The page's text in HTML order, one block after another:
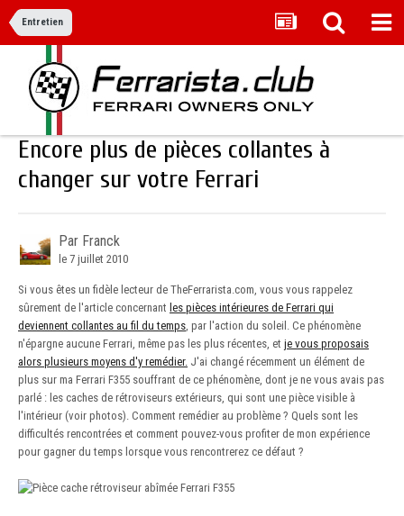
Entretien
Encore plus de pièces collantes à
changer sur votre Ferrari
Par Franck
le 7 juillet 2010
Si vous êtes un fidèle lecteur de TheFerrarista.com, vous vous rappelez
sûrement de l'article concernant les pièces intérieures de Ferrari qui
deviennent collantes au fil du temps , par l'action du soleil. Ce phénomène
n'épargne aucune Ferrari, même pas les plus récentes, et je vous proposais
alors plusieurs moyens d'y remédier. J'ai changé récemment un élément de
plus sur ma Ferrari F355 souffrant de ce phénomène, dont je ne vous avais pas
parlé : les caches de rétroviseurs extérieurs, qui sont une pièce visible à
l'intérieur (voir photos). Comment remédier au problème ? Quels sont les
difficultés rencontrées et comment pouvez-vous profiter de mon expérience
pour gagner du temps lorsque vous rencontrerez ce défaut ?